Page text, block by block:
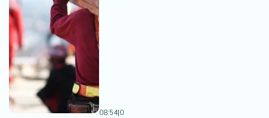
08:54|0